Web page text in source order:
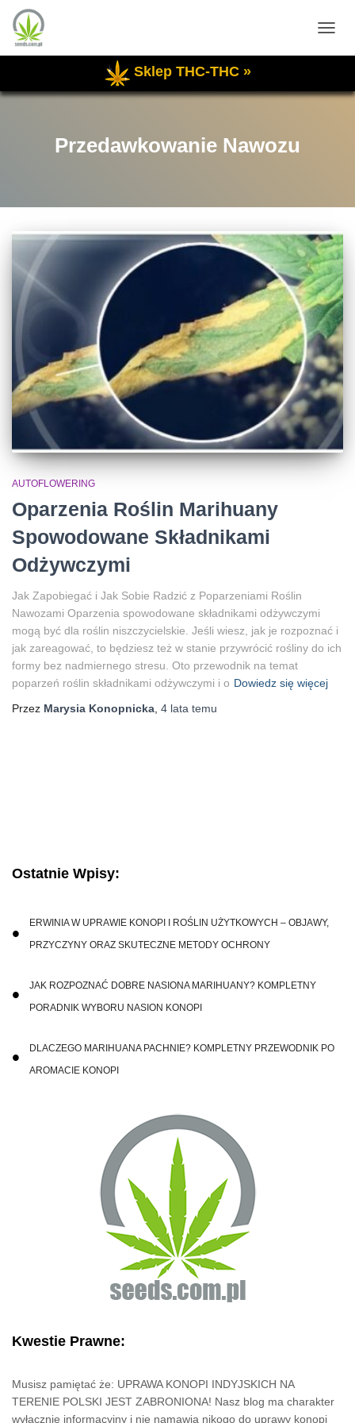
Sklep THC-THC »
Przedawkowanie Nawozu
AUTOFLOWERING
Oparzenia Roślin Marihuany
Spowodowane Składnikami
Odżywczymi
Jak Zapobiegać i Jak Sobie Radzić z Poparzeniami Roślin
Nawozami Oparzenia spowodowane składnikami odżywczymi
mogą być dla roślin niszczycielskie. Jeśli wiesz, jak je rozpoznać i
jak zareagować, to będziesz też w stanie przywrócić rośliny do ich
formy bez nadmiernego stresu. Oto przewodnik na temat
poparzeń roślin składnikami odżywczymi i o Dowiedz się więcej
Przez Marysia Konopnicka 4 lata temu
Ostatnie Wpisy:
ERWINIA W UPRAWIE KONOPI I ROŚLIN UŻYTKOWYCH – OBJAWY,
PRZYCZYNY ORAZ SKUTECZNE METODY OCHRONY
JAK ROZPOZNAĆ DOBRE NASIONA MARIHUANY? KOMPLETNY
PORADNIK WYBORU NASION KONOPI
DLACZEGO MARIHUANA PACHNIE? KOMPLETNY PRZEWODNIK PO
AROMACIE KONOPI
Kwestie Prawne:
Musisz pamiętać że: UPRAWA KONOPI INDYJSKICH NA
TERENIE POLSKI JEST ZABRONIONA! Nasz blog ma charakter
wyłącznie informacyjny i nie namawia nikogo do uprawy konopi